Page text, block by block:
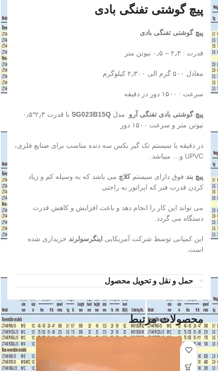
پیچ گوشتی تفنگی بادی
پیچ گوشتی تفنگی بادی
قدرت : ۲٫۳ – ۰٫۵ نیوتن متر
معادل ۵۰۰ گرم الی ۲٫۳۰۰ کیلوگرم
سرعت : ۱۵۰۰ دور در دقیقه
پیچ گوشتی بادی تفنگی آرو مدل SG023B15Q
با قدرت ۲٫۳*۰٫۵
نیوتن متر و سرعت ۱۵۰۰ دور
در دقیقه با سیستم تک گیر بکس سه دنده مناسب برای صنایع فلزی،
UPVC و… میباشد.
پیچ بند فوق دارای سیستمکلاچ می باشد که به وسیله کم و زیاد
کردن قدرت فنر که اپراتور به راحتی
می تواند این کار را انجام دهد و باعث افزایش و کاهش قدرت
دستگاه می گردد.
این کمپانی توسط شرکت آمریکایی اینگرسولرند خریداری شده
است.
حمل و نقل و تحویل محصول
محصولات مرتبط